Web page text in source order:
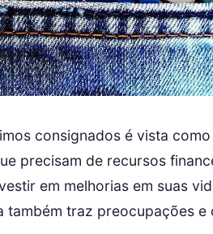
consignados é vista
precisam de recursos
em melhorias em suas
também traz preocupações e